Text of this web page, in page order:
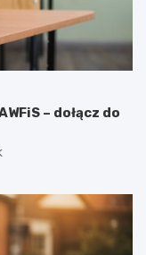
– dołącz do